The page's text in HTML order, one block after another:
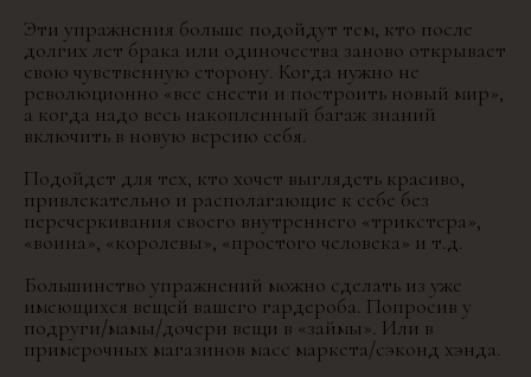
Эти упражнения больше подойдут тем, кто после
долгих лет брака или одиночества заново открывает
свою чувственную сторону. Когда нужно не
революционно «все снести и построить новый мир»,
а когда надо весь накопленный багаж знаний
включить в новую версию себя.
Подойдет для тех, кто хочет выглядеть красиво,
привлекательно и располагающие к себе без
перечеркивания своего внутреннего «трикстера»,
«воина», «королевы», «простого человека» и т.д.
Большинство упражнений можно сделать из уже
имеющихся вещей вашего гардероба. Попросив у
подруги/мамы/дочери вещи в «займы». Или в
примерочных магазинов масс маркета/сэконд хэнда.